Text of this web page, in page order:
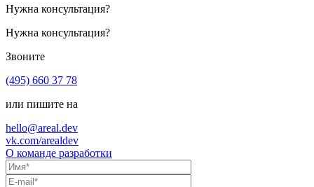
Нужна консультация?
Нужна консультация?
Звоните
(495) 660 37 78
или пишите на
hello@areal.dev
vk.com/arealdev
О команде разработки